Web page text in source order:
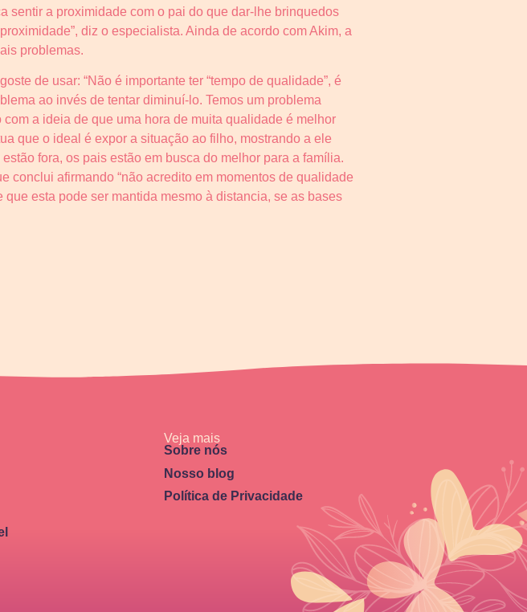
sentir a proximidade com o pai do que dar-lhe brinquedos
diz o especialista. Ainda de acordo com Akim, a
problemas.
de usar: “Não é importante ter “tempo de qualidade”, é
ao invés de tentar diminuí-lo. Temos um problema
a ideia de que uma hora de muita qualidade é melhor
que o ideal é expor a situação ao filho, mostrando a ele
fora, os pais estão em busca do melhor para a família.
conclui afirmando “não acredito em momentos de qualidade
esta pode ser mantida mesmo à distancia, se as bases
Veja mais
Sobre nós
Nosso blog
Política de Privacidade